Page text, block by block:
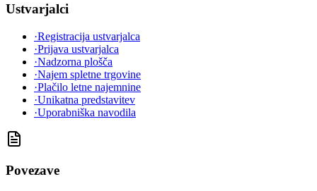
Ustvarjalci
·Registracija ustvarjalca
·Prijava ustvarjalca
·Nadzorna plošča
·Najem spletne trgovine
·Plačilo letne najemnine
·Unikatna predstavitev
·Uporabniška navodila
Povezave